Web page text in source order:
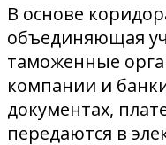
В основе
объединяющая
таможенные
компании и
документах,
передаются в